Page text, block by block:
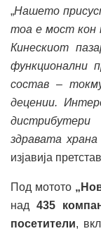
„Нашето
тоа е мост кон
Кинескиот
функционални
состав –
децении.
здравата
изјавија
Под мотото
над 435
посетители,